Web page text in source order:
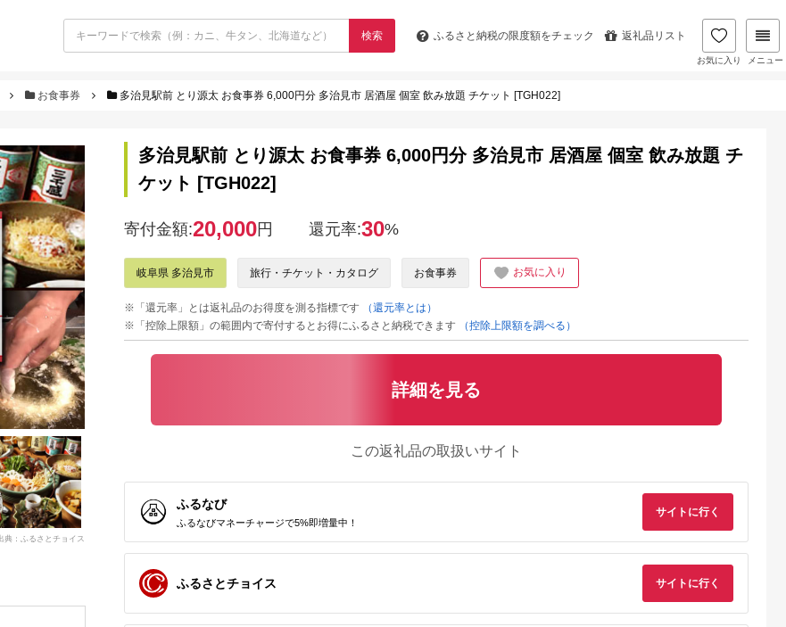
検索 ふるさと納税の限度額をチェック 返礼品リスト
お気に入り メニュー
お食事券 多治見駅前 とり源太 お食事券 6,000円分 多治見市 居酒屋 個室 飲み放題 チケット [TGH022]
典：ふるさとチョイス
多治見駅前 とり源太 お食事券 6,000円分 多治見市 居酒屋 個室 飲み放題 チ
ケット [TGH022]
寄付金額:20,000円 還元率:30%
岐阜県 多治見市 旅行・チケット・カタログ お食事券 お気に入り
※「還元率」とは返礼品のお得度を測る指標です
（還元率とは）
※「控除上限額」の範囲内で寄付するとお得にふるさと納税できます
（控除上限額を調べる）
詳細を見る
この返礼品の取扱いサイト
ふるなび
ふるなびマネーチャージで5%即増量中！
サイトに行く
ふるさとチョイス サイトに行く